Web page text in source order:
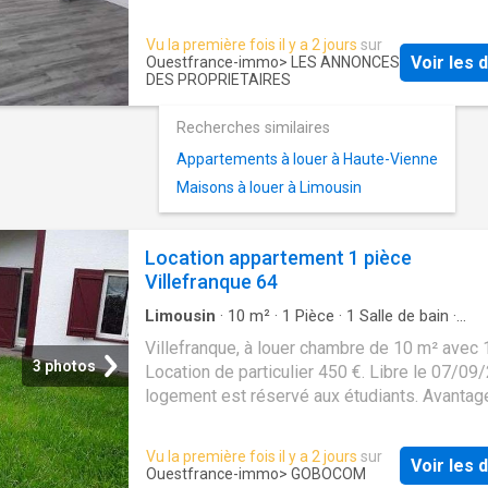
Sans engagement - Sans commission.
création en 2005, LocService a accompagné
saisir LADP. fd 220 Euros - mis a jour le 04/
Vu la première fois il y a 2 jours sur
Ouestfrance-immo> LES ANNONCES
DES PROPRIETAIRES
Voir les
Recherches similaires
Appartements à louer à Haute-Vienne
Maisons à louer à Limousin
3 photos
Location appartement 1 pièce
Villefranque 64
Limousin · 10 m² · 1 Pièce · 1 Salle de bain ·
Appartement
Villefranque, à louer chambre de 10 m² avec
Location de particulier 450 €. Libre le 07/
logement est réservé aux étudiants.
Stationnement possible - Proximité
propriétaire utilise LocService pour
Vu la première fois il y a 2 jours sur
Ouestfrance-immo> GOBOCOM Voir les